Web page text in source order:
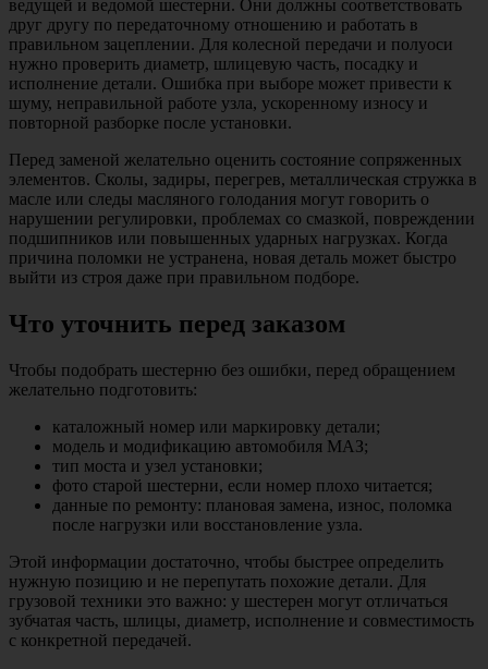
ведущей и ведомой шестерни. Они должны соответствовать
друг другу по передаточному отношению и работать в
правильном зацеплении. Для колесной передачи и полуоси
нужно проверить диаметр, шлицевую часть, посадку и
исполнение детали. Ошибка при выборе может привести к
шуму, неправильной работе узла, ускоренному износу и
повторной разборке после установки.
Перед заменой желательно оценить состояние сопряженных
элементов. Сколы, задиры, перегрев, металлическая стружка в
масле или следы масляного голодания могут говорить о
нарушении регулировки, проблемах со смазкой, повреждении
подшипников или повышенных ударных нагрузках. Когда
причина поломки не устранена, новая деталь может быстро
выйти из строя даже при правильном подборе.
Что уточнить перед заказом
Чтобы подобрать шестерню без ошибки, перед обращением
желательно подготовить:
каталожный номер или маркировку детали;
модель и модификацию автомобиля МАЗ;
тип моста и узел установки;
фото старой шестерни, если номер плохо читается;
данные по ремонту: плановая замена, износ, поломка
после нагрузки или восстановление узла.
Этой информации достаточно, чтобы быстрее определить
нужную позицию и не перепутать похожие детали. Для
грузовой техники это важно: у шестерен могут отличаться
зубчатая часть, шлицы, диаметр, исполнение и совместимость
с конкретной передачей.